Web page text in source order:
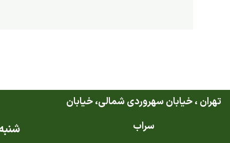
تهران ، خیابان سهروردی شمالی، خیابان
سراب
شنبه